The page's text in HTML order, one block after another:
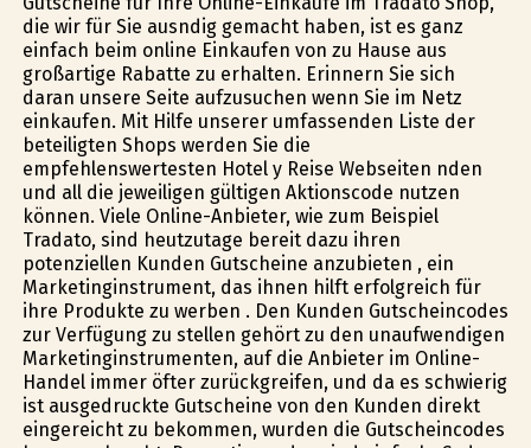
die wir für Sie ausfindig gemacht haben, ist es ganz
einfach beim online Einkaufen von zu Hause aus
großartige Rabatte zu erhalten. Erinnern Sie sich
daran unsere Seite aufzusuchen wenn Sie im Netz
einkaufen. Mit Hilfe unserer umfassenden Liste der
beteiligten Shops werden Sie die
empfehlenswertesten Hotel y Reise Webseiten finden
und all die jeweiligen gültigen Aktionscode nutzen
können. Viele Online-Anbieter, wie zum Beispiel
Tradato, sind heutzutage bereit dazu ihren
potenziellen Kunden Gutscheine anzubieten , ein
Marketinginstrument, das ihnen hilft erfolgreich für
ihre Produkte zu werben . Den Kunden Gutscheincodes
zur Verfügung zu stellen gehört zu den unaufwendigen
Marketinginstrumenten, auf die Anbieter im Online-
Handel immer öfter zurückgreifen, und da es schwierig
ist ausgedruckte Gutscheine von den Kunden direkt
eingereicht zu bekommen, wurden die Gutscheincodes